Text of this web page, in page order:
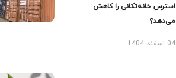
استرس خانه‌تکانی را کاهش
می‌دهد؟
04 اسفند 1404